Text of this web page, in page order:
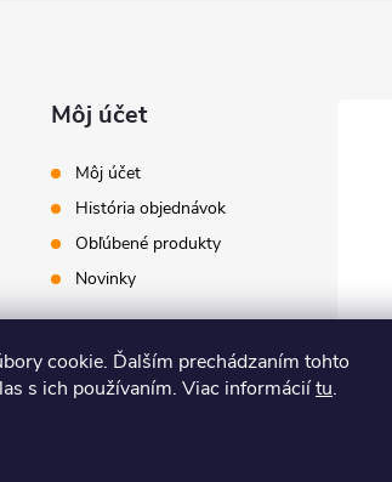
cookie. Ďalším prechádzaním tohto
s ich používaním. Viac informáciítu.
Môj účet
Môj účet
História objednávok
Obľúbené produkty
Novinky